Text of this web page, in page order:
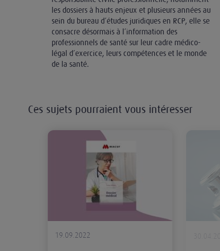
les dossiers à hauts enjeux et plusieurs années au
sein du bureau d’études juridiques en RCP, elle se
consacre désormais à l’information des
professionnels de santé sur leur cadre médico-
légal d’exercice, leurs compétences et le monde
de la santé.
Ces sujets pourraient vous intéresser
19.09.2022